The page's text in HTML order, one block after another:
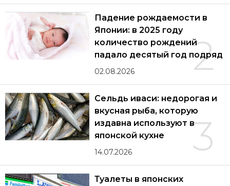
2
Падение рождаемости в
Японии: в 2025 году
количество рождений
падало десятый год подряд
02.08.2026
3
Сельдь иваси: недорогая и
вкусная рыба, которую
издавна используют в
японской кухне
14.07.2026
Туалеты в японских